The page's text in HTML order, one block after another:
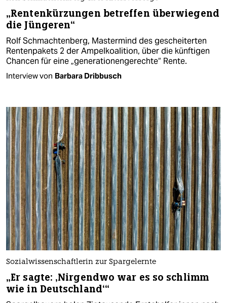
„Rentenkürzungen betreffen überwiegend
die Jüngeren“
Rolf Schmachtenberg, Mastermind des gescheiterten
Rentenpakets 2 der Ampelkoalition, über die künftigen
Chancen für eine „generationengerechte“ Rente.
Interview von Barbara Dribbusch
Sozialwissenschaftlerin zur Spargelernte
„Er sagte: ‚Nirgendwo war es so schlimm
wie in Deutschland‘“